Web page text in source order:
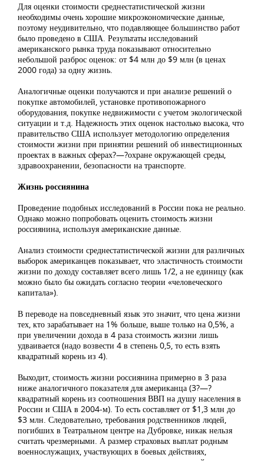
Для оценки стоимости среднестатистической жизни
необходимы очень хорошие микроэкономические данные,
поэтому неудивительно, что подавляющее большинство работ
было проведено в США. Результаты исследований
американского рынка труда показывают относительно
небольшой разброс оценок: от $4 млн до $9 млн (в ценах
2000 года) за одну жизнь.
Аналогичные оценки получаются и при анализе решений о
покупке автомобилей, установке противопожарного
оборудования, покупке недвижимости с учетом экологической
ситуации и т.д. Надежность этих оценок настолько высока, что
правительство США использует методологию определения
стоимости жизни при принятии решений об инвестиционных
проектах в важных сферах?—?охране окружающей среды,
здравоохранении, безопасности на транспорте.
Жизнь россиянина
Проведение подобных исследований в России пока не реально.
Однако можно попробовать оценить стоимость жизни
россиянина, используя американские данные.
Анализ стоимости среднестатистической жизни для различных
выборок американцев показывает, что эластичность стоимости
жизни по доходу составляет всего лишь 1/2, а не единицу (как
можно было бы ожидать согласно теории «человеческого
капитала»).
В переводе на повседневный язык это значит, что цена жизни
тех, кто зарабатывает на 1% больше, выше только на 0,5%, а
при увеличении дохода в 4 раза стоимость жизни лишь
удваивается (надо возвести 4 в степень 0,5, то есть взять
квадратный корень из 4).
Выходит, стоимость жизни россиянина примерно в 3 раза
ниже аналогичного показателя для американца (3?—?
квадратный корень из соотношения ВВП на душу населения в
России и США в 2004-м). То есть составляет от $1,3 млн до
$3 млн. Следовательно, требования родственников людей,
погибших в Театральном центре на Дубровке, никак нельзя
считать чрезмерными. А размер страховых выплат родным
военнослужащих, участвующих в боевых действиях,